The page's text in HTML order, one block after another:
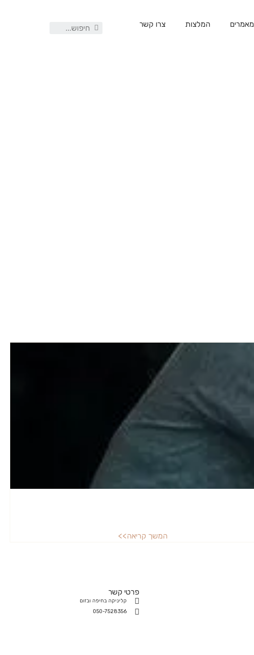
מאמרים המלצות צרו קשר
המשך קריאה>>
פרטי קשר
קליניקה בחיפה ובזום
050-7528356